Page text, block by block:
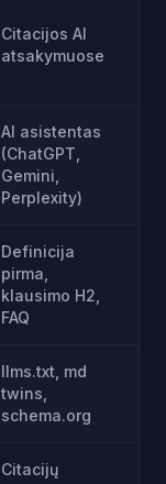
Citacijos AI
atsakymuose
AI asistentas
(ChatGPT,
Gemini,
Perplexity)
Definicija
pirma,
klausimo H2,
FAQ
llms.txt, md
twins,
schema.org
Citacijų